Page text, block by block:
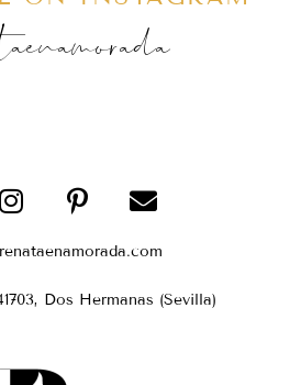
Dos Hermanas (Sevilla)